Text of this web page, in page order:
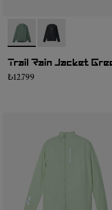
- N2CMRJ1-002- N2CMRJ1-001
Trail Rain Jacket
₺12.799